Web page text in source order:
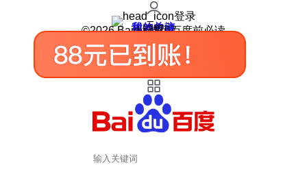
登录
我的关注
我的收藏
皮肤中心
用户反馈
设置
©2026 Baidu 使用百度前必读